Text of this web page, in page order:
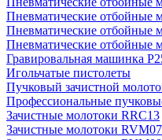
Пневматические отбойные
Пневматические отбойные
Пневматические отбойные
Гравировальная машинка
Игольчатые пистолеты
Пучковый зачистной
Профессиональные
Зачистные молотоки RRC13
Зачистные молотоки